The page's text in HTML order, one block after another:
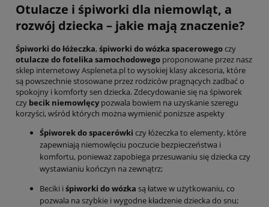
Otulacze i śpiworki dla niemowląt, a
rozwój dziecka – jakie mają znaczenie?
Śpiworki do łóżeczka, śpiworki do wózka spacerowegoczy
otulacze do fotelika samochodowego proponowane przez nasz
sklep internetowy Aspleneta.pl to wysokiej klasy akcesoria, które
są powszechnie stosowane przez rodziców pragnących zadbać o
spokojny i komforty sen dziecka. Zdecydowanie się na śpiworek
czy becik niemowlęcypozwala bowiem na uzyskanie szeregu
korzyści, wśród których można wymienić poniższe aspekty
Śpiworek do spacerówki czy łóżeczka to elementy, które
zapewniają niemowlęciu poczucie bezpieczeństwa i
komfortu, ponieważ zapobiega przesuwaniu się dziecka czy
wystawianiu kończyn na zewnątrz;
Beciki i śpiworki do wózka są łatwe w użytkowaniu, co
pozwala na szybkie i wygodne kładzenie dziecka do snu;